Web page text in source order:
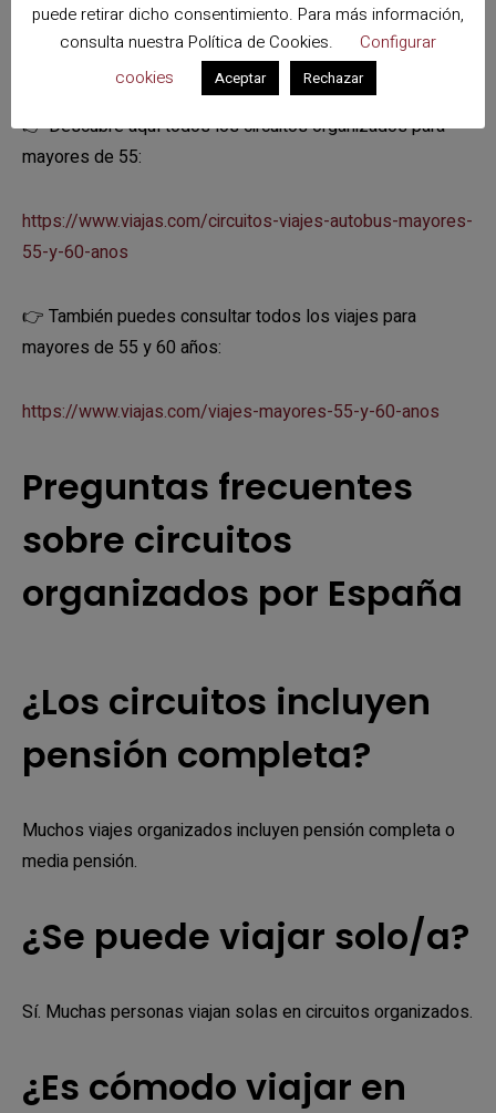
España y Europa con hoteles, excursiones, guía
acompañante y opciones con pensión completa.
👉 Descubre aquí todos los circuitos organizados para
mayores de 55:
https://www.viajas.com/circuitos-viajes-autobus-mayores-
55-y-60-anos
👉 También puedes consultar todos los viajes para
mayores de 55 y 60 años:
https://www.viajas.com/viajes-mayores-55-y-60-anos
Preguntas frecuentes
sobre circuitos
organizados por España
¿Los circuitos incluyen
pensión completa?
Muchos viajes organizados incluyen pensión completa o
media pensión.
¿Se puede viajar solo/a?
Sí. Muchas personas viajan solas en circuitos organizados.
¿Es cómodo viajar en
puede retirar dicho consentimiento. Para más información,
consulta nuestra Política de Cookies.
Configurar
cookies
Aceptar Rechazar